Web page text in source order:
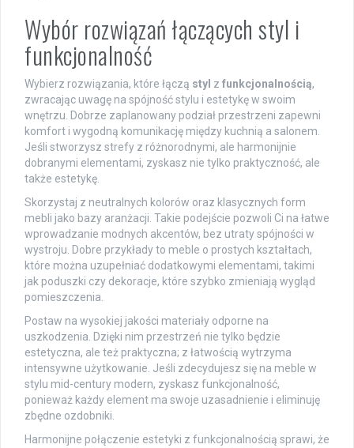
Wybór rozwiązań łączących styl i
funkcjonalność
Wybierz rozwiązania, które łączą styl z funkcjonalnością,
zwracając uwagę na spójność stylu i estetykę w swoim
wnętrzu. Dobrze zaplanowany podział przestrzeni zapewni
komfort i wygodną komunikację między kuchnią a salonem.
Jeśli stworzysz strefy z różnorodnymi, ale harmonijnie
dobranymi elementami, zyskasz nie tylko praktyczność, ale
także estetykę.
Skorzystaj z neutralnych kolorów oraz klasycznych form
mebli jako bazy aranżacji. Takie podejście pozwoli Ci na łatwe
wprowadzanie modnych akcentów, bez utraty spójności w
wystroju. Dobre przykłady to meble o prostych kształtach,
które można uzupełniać dodatkowymi elementami, takimi
jak poduszki czy dekoracje, które szybko zmieniają wygląd
pomieszczenia.
Postaw na wysokiej jakości materiały odporne na
uszkodzenia. Dzięki nim przestrzeń nie tylko będzie
estetyczna, ale też praktyczna; z łatwością wytrzyma
intensywne użytkowanie. Jeśli zdecydujesz się na meble w
stylu mid-century modern, zyskasz funkcjonalność,
ponieważ każdy element ma swoje uzasadnienie i eliminuję
zbędne ozdobniki.
Harmonijne połączenie estetyki z funkcjonalnością sprawi, że